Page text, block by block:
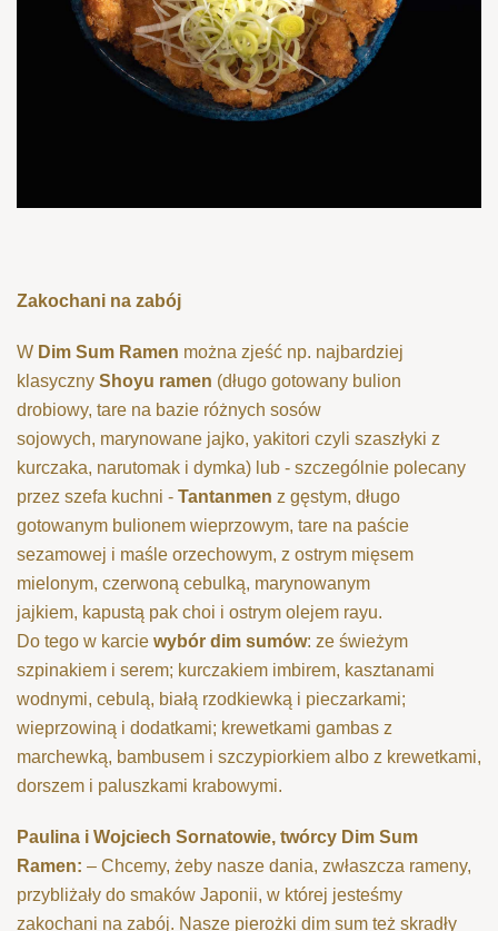
Zakochani na zabój
W Dim Sum Ramen można zjeść np. najbardziej
klasyczny Shoyu ramen (długo gotowany bulion
drobiowy, tare na bazie różnych sosów
sojowych, marynowane jajko, yakitori czyli szaszłyki z
kurczaka, narutomak i dymka) lub - szczególnie polecany
przez szefa kuchni - Tantanmen z gęstym, długo
gotowanym bulionem wieprzowym, tare na paście
sezamowej i maśle orzechowym, z ostrym mięsem
mielonym, czerwoną cebulką, marynowanym
jajkiem, kapustą pak choi i ostrym olejem rayu.
Do tego w karcie wybór dim sumów: ze świeżym
szpinakiem i serem; kurczakiem imbirem, kasztanami
wodnymi, cebulą, białą rzodkiewką i pieczarkami;
wieprzowiną i dodatkami; krewetkami gambas z
marchewką, bambusem i szczypiorkiem albo z krewetkami,
dorszem i paluszkami krabowymi.
Paulina i Wojciech Sornatowie, twórcy Dim Sum
Ramen: – Chcemy, żeby nasze dania, zwłaszcza rameny,
przybliżały do smaków Japonii, w której jesteśmy
zakochani na zabój. Nasze pierożki dim sum też skradły